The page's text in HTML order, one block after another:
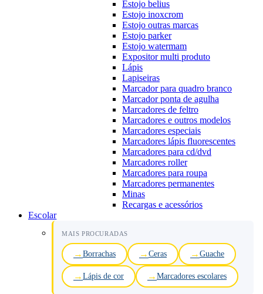
Estojo belius
Estojo inoxcrom
Estojo outras marcas
Estojo parker
Estojo watermam
Expositor multi produto
Lápis
Lapiseiras
Marcador para quadro branco
Marcador ponta de agulha
Marcadores de feltro
Marcadores e outros modelos
Marcadores especiais
Marcadores lápis fluorescentes
Marcadores para cd/dvd
Marcadores roller
Marcadores para roupa
Marcadores permanentes
Minas
Recargas e acessórios
Escolar
MAIS PROCURADAS
Borrachas Ceras Guache
Lápis de cor Marcadores escolares